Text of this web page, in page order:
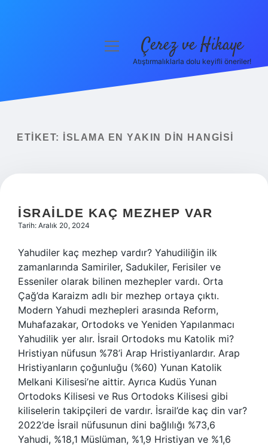
Yasal Uyarı
menüyü Çerez ve Hikaye
Atıştırmalıklarla dolu keyifli öneriler!
ETIKET: İSLAMA EN YAKIN DIN HANGISI
İSRAILDE KAÇ MEZHEP VAR
Tarih: Aralık 20, 2024
Yahudiler kaç mezhep vardır? Yahudiliğin ilk
zamanlarında Samiriler, Sadukiler, Ferisiler ve
Esseniler olarak bilinen mezhepler vardı. Orta
Çağ’da Karaizm adlı bir mezhep ortaya çıktı.
Modern Yahudi mezhepleri arasında Reform,
Muhafazakar, Ortodoks ve Yeniden Yapılanmacı
Yahudilik yer alır. İsrail Ortodoks mu Katolik mi?
Hristiyan nüfusun %78’i Arap Hristiyanlardır. Arap
Hristiyanların çoğunluğu (%60) Yunan Katolik
Melkani Kilisesi’ne aittir. Ayrıca Kudüs Yunan
Ortodoks Kilisesi ve Rus Ortodoks Kilisesi gibi
kiliselerin takipçileri de vardır. İsrail’de kaç din var?
2022’de İsrail nüfusunun dini bağlılığı %73,6
Yahudi, %18,1 Müslüman, %1,9 Hristiyan ve %1,6